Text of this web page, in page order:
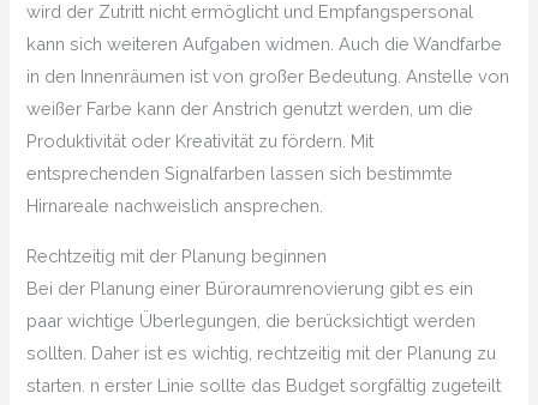
wird der Zutritt nicht ermöglicht und Empfangspersonal
kann sich weiteren Aufgaben widmen. Auch die Wandfarbe
in den Innenräumen ist von großer Bedeutung. Anstelle von
weißer Farbe kann der Anstrich genutzt werden, um die
Produktivität oder Kreativität zu fördern. Mit
entsprechenden Signalfarben lassen sich bestimmte
Hirnareale nachweislich ansprechen.
Rechtzeitig mit der Planung beginnen
Bei der Planung einer Büroraumrenovierung gibt es ein
paar wichtige Überlegungen, die berücksichtigt werden
sollten. Daher ist es wichtig, rechtzeitig mit der Planung zu
starten. n erster Linie sollte das Budget sorgfältig zugeteilt